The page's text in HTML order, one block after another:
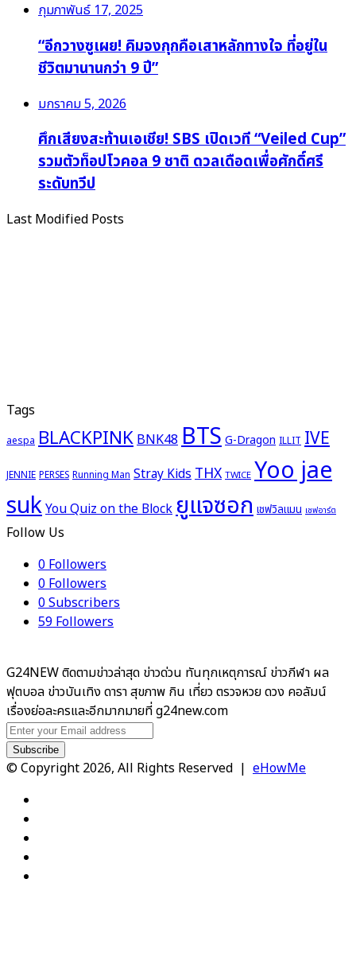
กุมภาพันธ์ 17, 2025
“อีกวางซูเผย! คิมจงกุกคือเสาหลักทางใจ ที่อยู่ใน
ชีวิตมานานกว่า 9 ปี”
มกราคม 5, 2026
ศึกเสียงสะท้านเอเชีย! SBS เปิดเวที “Veiled Cup”
รวมตัวท็อปโวคอล 9 ชาติ ดวลเดือดเพื่อศักดิ์ศรี
ระดับทวีป
Last Modified Posts
Tags
aespa BLACKPINKBNK48BTSG-Dragon ILLIT IVE
JENNIE PERSES Running Man Stray KidsTHX TWICE Yoo jae
sukYou Quiz on the Blockยูแจซอก เชฟวิลแมน เชฟอาร์ต
Follow Us
0Followers
0Followers
0Subscribers
59Followers
G24NEW ติดตามข่าวล่าสุด ข่าวด่วน ทันทุกเหตุการณ์ ข่าวกีฬา ผล
ฟุตบอล ข่าวบันเทิง ดารา สุขภาพ กิน เที่ยว ตรวจหวย ดวง คอลัมน์
เรื่องย่อละครและอีกมากมายที่ g24new.com
Enter
your
Email
© Copyright 2026, All Rights Reserved | eHowMe